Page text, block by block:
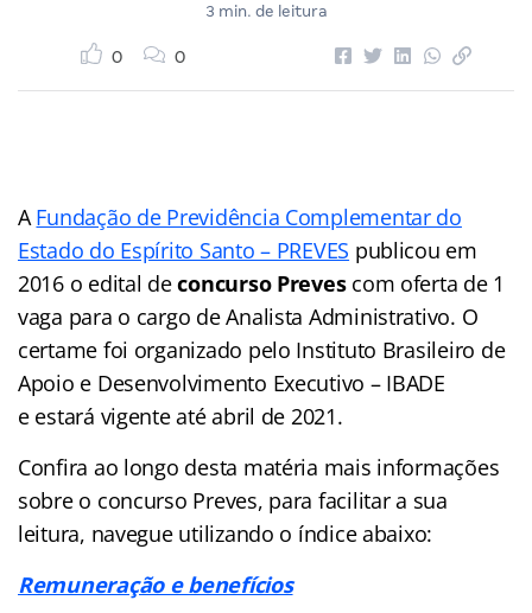
3 min. de leitura
0 0
AFundação de Previdência Complementar do
Estado do Espírito Santo – PREVES publicou em
2016 o edital deconcurso Prevescom oferta de 1
vaga para o cargo de Analista Administrativo. O
certame foi organizado pelo Instituto Brasileiro de
Apoio e Desenvolvimento Executivo – IBADE
e estará vigente até abril de 2021.
Confira ao longo desta matéria mais informações
sobre o concurso Preves, para facilitar a sua
leitura, navegue utilizando o índice abaixo:
Remuneração e benefícios